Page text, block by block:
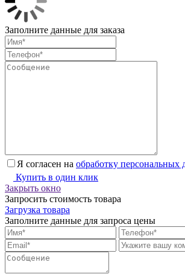
Заполните данные для заказа
Я согласен на обработку персональных
Купить в один клик
Закрыть окно
Запросить стоимость товара
Загрузка товара
Заполните данные для запроса цены